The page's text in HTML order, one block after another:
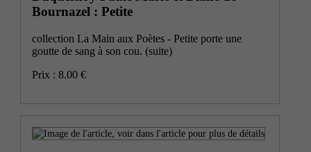
Bournazel : Petite
collection La Main aux Poètes - Petite porte une
goutte de sang à son cou.(suite)
Prix : 8.00 €